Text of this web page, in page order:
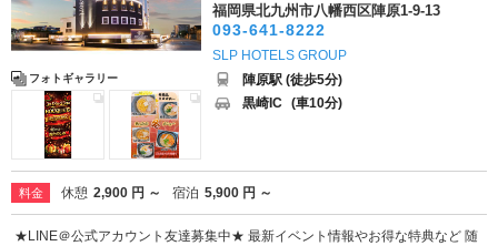
フォトギャラリー
福岡県北九州市八幡西区陣原1-9-13
093-641-8222
SLP HOTELS GROUP
陣原駅 (徒歩5分)
黒崎IC (車10分)
料金 休憩 2,900 円 ～ 宿泊 5,900 円 ～
★LINE＠公式アカウント友達募集中★ 最新イベント情報やお得な特典など 随